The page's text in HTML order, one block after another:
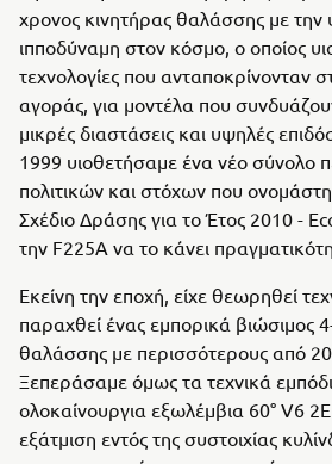
χρονος κινητήρας θαλάσσης με την
ιπποδύναμη στον κόσμο, ο οποίος
τεχνολογίες που ανταποκρίνονταν
αγοράς, για μοντέλα που
μικρές διαστάσεις και υψηλές
1999 υιοθετήσαμε ένα νέο σύνολο
πολιτικών και στόχων που
Σχέδιο Δράσης για το Έτος 2010 -
την F225A να το κάνει
Εκείνη την εποχή, είχε θεωρηθεί
παραχθεί ένας εμπορικά βιώσιμος
θαλάσσης με περισσότερους από
Ξεπεράσαμε όμως τα τεχνικά
ολοκαίνουργια εξωλέμβια 60° V6
εξάτμιση εντός της συστοιχίας